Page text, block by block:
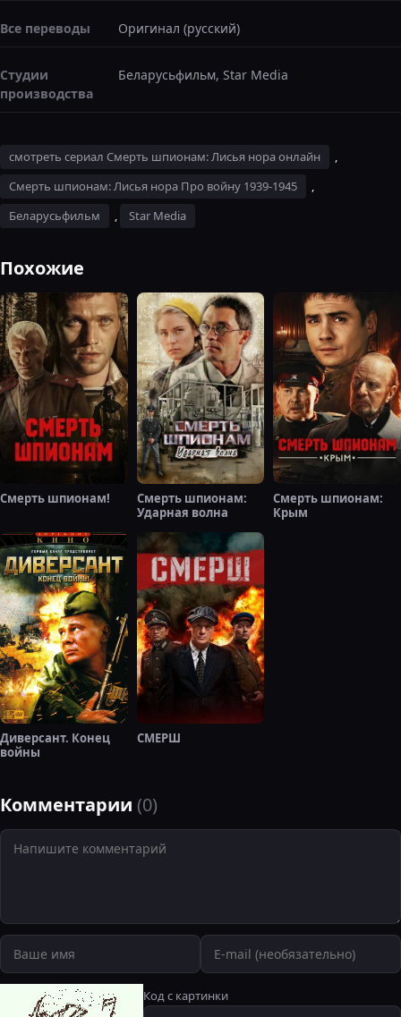
Все переводы Оригинал (русский)
Студии
производства
Беларусьфильм, Star Media
смотреть сериал Смерть шпионам: Лисья нора онлайн
,
Смерть шпионам: Лисья нора Про войну 1939-1945
,
Беларусьфильм
, Star Media
Похожие
Смерть шпионам!
Смерть шпионам:
Ударная волна
Смерть шпионам:
Крым
Диверсант. Конец
войны
СМЕРШ
Комментарии (0)
Код с картинки